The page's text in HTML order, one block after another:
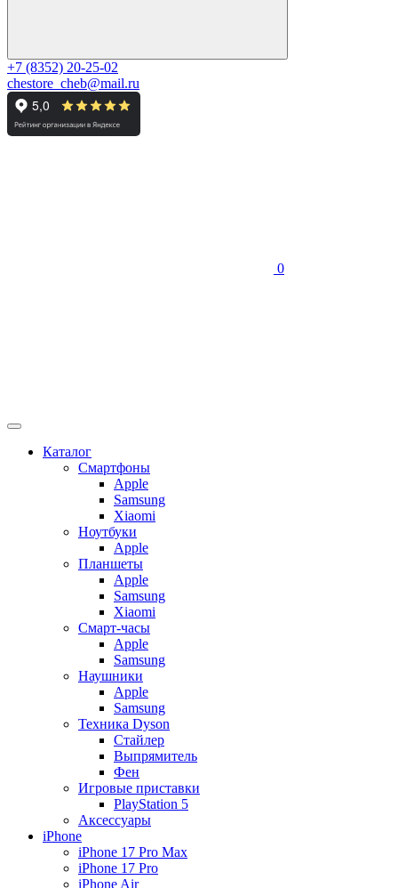
+7 (8352) 20-25-02
chestore_cheb@mail.ru
0
Каталог
Смартфоны
Apple
Samsung
Xiaomi
Ноутбуки
Apple
Планшеты
Apple
Samsung
Xiaomi
Смарт-часы
Apple
Samsung
Наушники
Apple
Samsung
Техника Dyson
Стайлер
Выпрямитель
Фен
Игровые приставки
PlayStation 5
Аксессуары
iPhone
iPhone 17 Pro Max
iPhone 17 Pro
iPhone Air